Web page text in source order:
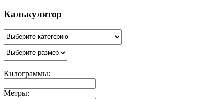
Калькулятор
Килограммы:
Метры: